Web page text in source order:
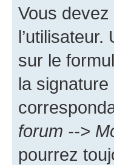
Vous
sur le
la
forum -->
pourrez